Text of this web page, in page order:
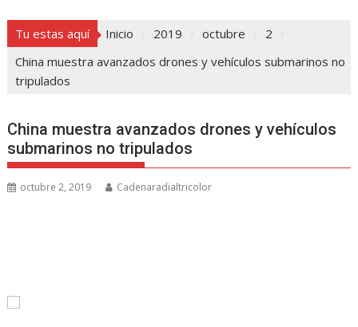
Tu estas aquí Inicio 2019 octubre
2
China muestra avanzados drones y vehículos submarinos no
tripulados
China muestra avanzados drones y vehículos
submarinos no tripulados
octubre 2, 2019 Cadenaradialtricolor